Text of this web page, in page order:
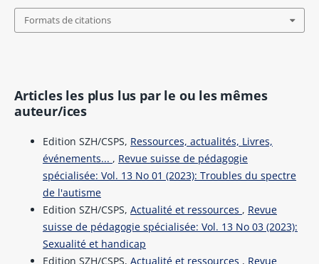
Formats de citations
Articles les plus lus par le ou les mêmes
auteur/ices
Edition SZH/CSPS, Ressources, actualités, Livres,
événements... , Revue suisse de pédagogie
spécialisée: Vol. 13 No 01 (2023): Troubles du spectre
de l'autisme
Edition SZH/CSPS, Actualité et ressources , Revue
suisse de pédagogie spécialisée: Vol. 13 No 03 (2023):
Sexualité et handicap
Edition SZH/CSPS, Actualité et ressources , Revue